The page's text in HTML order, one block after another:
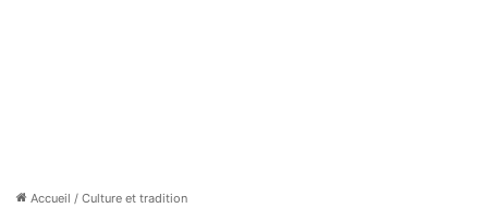
Accueil / Culture et tradition